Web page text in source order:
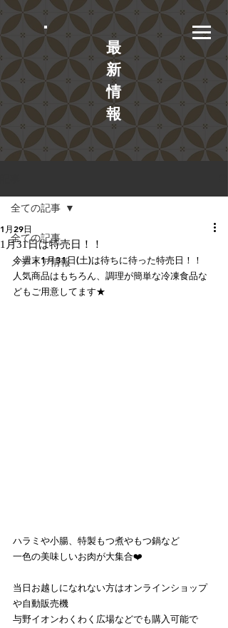
​最
新
情
報
全ての記事
メディア情報
全ての記事
1月31日は特売日！！
1月29日
今週末1月31日(土)は待ちに待った特売日！！
人気商品はもちろん、調理が簡単な冷凍食品な
どもご用意してます★
ハラミや小腸、特製もつ煮やもつ鍋など
一色の美味しいお肉が大集合❤️
当日お越しになれない方はオンラインショップ
や自動販売機
与野イオンわくわく広場などでも購入可能で